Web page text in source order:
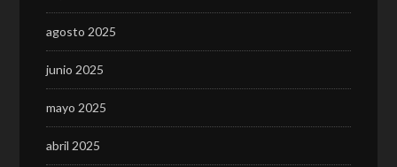
agosto 2025
junio 2025
mayo 2025
abril 2025